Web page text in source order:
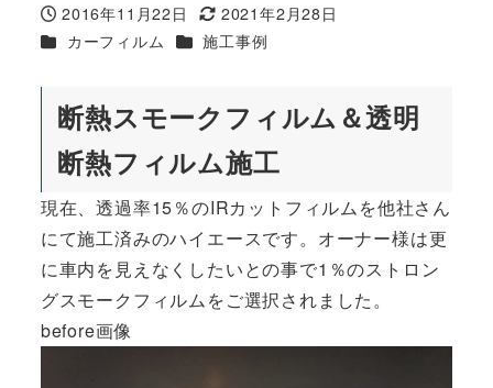
投稿日
2016年11月22日
更新日
2021年2月28日
カテゴリー
カーフィルム カテゴリー
施工事例
断熱スモークフィルム＆透明
断熱フィルム施工
現在、透過率15％のIRカットフィルムを他社さん
にて施工済みのハイエースです。オーナー様は更
に車内を見えなくしたいとの事で1％のストロン
グスモークフィルムをご選択されました。
before画像